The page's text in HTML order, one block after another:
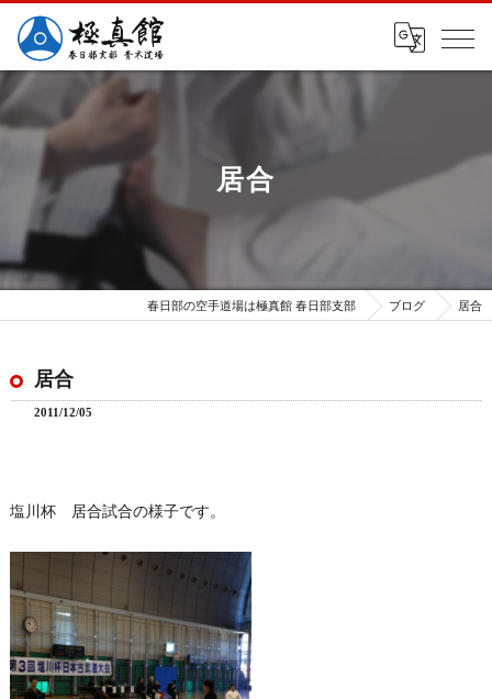
居合
春日部の空手道場は極真館 春日部支部 ブログ 居合
居合
2011/12/05
塩川杯 居合試合の様子です。